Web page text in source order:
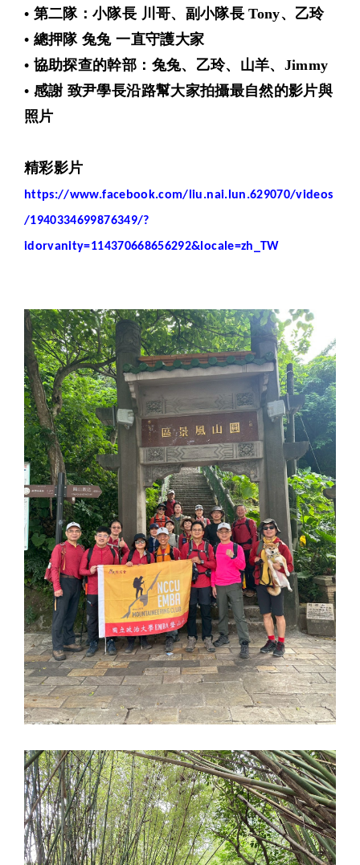
• 第二隊：小隊長 川哥、副小隊長 Tony、乙玲
• 總押隊 兔兔 一直守護大家
• 協助探查的幹部：兔兔、乙玲、山羊、Jimmy
• 感謝 致尹學長沿路幫大家拍攝最自然的影片與
照片
精彩影片
https://www.facebook.com/liu.nai.lun.629070/videos
/1940334699876349/?
idorvanity=114370668656292&locale=zh_TW